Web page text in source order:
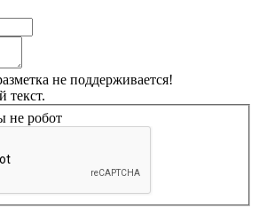
не поддерживается!
текст.
не робот